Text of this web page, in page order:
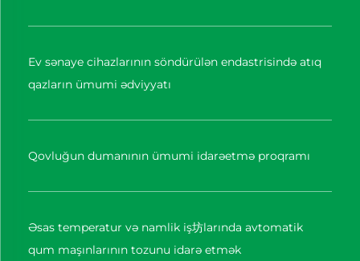
Ev sənaye cihazlarının söndürülən endastrisində atıq
qazların ümumi ədviyyatı
Qovluğun dumanının ümumi idarəetmə proqramı
Əsas temperatur və namlik iş坊larında avtomatik
qum maşınlarının tozunu idarə etmək